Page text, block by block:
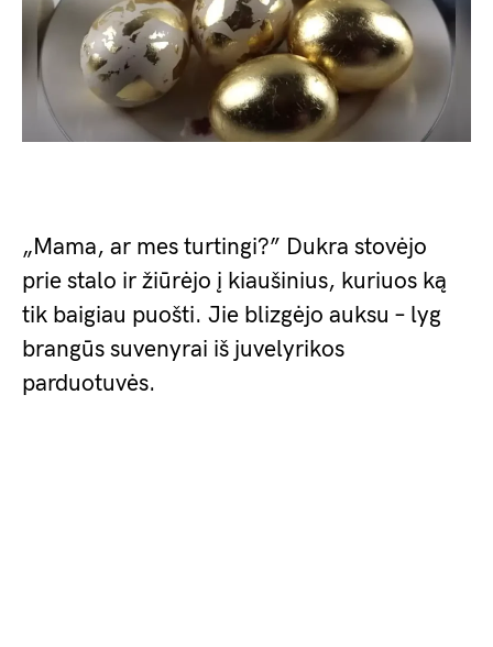
„Mama, ar mes turtingi?” Dukra stovėjo
prie stalo ir žiūrėjo į kiaušinius, kuriuos ką
tik baigiau puošti. Jie blizgėjo auksu – lyg
brangūs suvenyrai iš juvelyrikos
parduotuvės.